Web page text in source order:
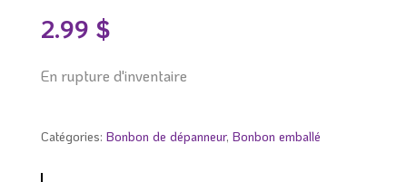
2.99 $
En rupture d'inventaire
Catégories: Bonbon de dépanneur, Bonbon emballé